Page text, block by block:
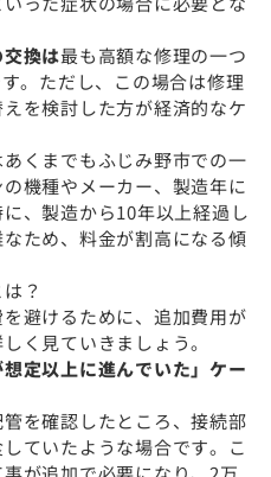
換は最も高額な修理の一つ
。ただし、この場合は修理
を検討した方が経済的なケ
くまでもふじみ野市での一
機種やメーカー、製造年に
、製造から10年以上経過し
ため、料金が割高になる傾
？
避けるために、追加費用が
く見ていきましょう。
定以上に進んでいた」ケー
を確認したところ、接続部
ていたような場合です。こ